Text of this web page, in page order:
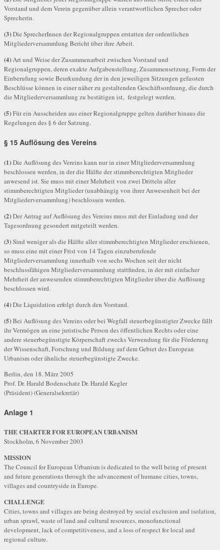
Vorstand und dem Verein gegenüber allein verantwortlichen Sprecher oder
Sprecherin.
(3)Die SprecherInnen der Regionalgruppen erstatten der ordentlichen
Mitgliederversammlung Bericht über ihre Arbeit.
(4)Art und Weise der Zusammenarbeit zwischen Vorstand und
Regionalgruppen, deren exakte Aufgabenstellung, Zusammensetzung, Form der
Einberufung sowie Beurkundung der in den jeweiligen Sitzungen gefassten
Beschlüsse können in einer näher zu gestaltenden Geschäftsordnung, die durch
die Mitgliederversammlung zu bestätigen ist, festgelegt werden.
(5)Für ein Ausscheiden aus einer Regionalgruppe gelten darüber hinaus die
Regelungen des § 6 der Satzung.
§ 15 Auflösung des Vereins
(1)Die Auflösung des Vereins kann nur in einer Mitgliederversammlung
beschlossen werden, in der die Hälfte der stimmberechtigten Mitglieder
anwesend ist. Sie muss mit einer Mehrheit von zwei Dritteln aller
stimmberechtigten Mitglieder (unabhängig von ihrer Anwesenheit bei der
Mitgliederversammlung) beschlossen werden.
(2)Der Antrag auf Auflösung des Vereins muss mit der Einladung und der
Tagesordnung gesondert mitgeteilt werden.
(3)Sind weniger als die Hälfte aller stimmberechtigten Mitglieder erschienen,
so muss eine mit einer Frist von 14 Tagen einzuberufende
Mitgliederversammlung innerhalb von sechs Wochen seit der nicht
beschlussfähigen Mitgliederversammlung stattfinden, in der mit einfacher
Mehrheit der anwesenden stimmberechtigten Mitglieder über die Auflösung
beschlossen wird.
(4)Die Liquidation erfolgt durch den Vorstand.
(5)Bei Auflösung des Vereins oder bei Wegfall steuerbegünstigter Zwecke fällt
ihr Vermögen an eine juristische Person des öffentlichen Rechts oder eine
andere steuerbegünstigte Körperschaft zwecks Verwendung für die Förderung
der Wissenschaft, Forschung und Bildung auf dem Gebiet des European
Urbanism oder ähnliche steuerbegünstigte Zwecke.
Berlin, den 18. März 2005
Prof. Dr. Harald Bodenschatz Dr. Harald Kegler
(Präsident) (Generalsekretär)
Anlage 1
THE CHARTER FOR EUROPEAN URBANISM
Stockholm, 6 November 2003
MISSION
The Council for European Urbanism is dedicated to the well being of present
and future generations through the advancement of humane cities, towns,
villages and countryside in Europe.
CHALLENGE
Cities, towns and villages are being destroyed by social exclusion and isolation,
urban sprawl, waste of land and cultural resources, monofunctional
development, lack of competitiveness, and a loss of respect for local and
regional culture.